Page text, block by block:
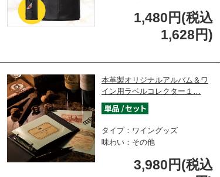
1,480円(税込
1,628円)
本革製オリジナルアルバム＆ワ
イン用ラベルコレクター１…
タイプ：ワイングッズ
味わい：その他
3,980円(税込